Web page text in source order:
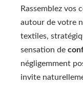
Rassemblez vos
autour de votre
textiles,
sensation de
négligemment
invite